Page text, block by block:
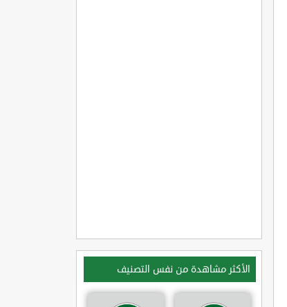
الأكثر مشاهدة من نفس التصنيف